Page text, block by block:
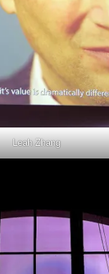
Leah Zhang